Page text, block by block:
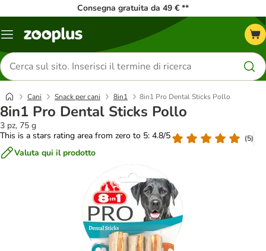
Consegna gratuita da 49 € **
Overview
Cerca
prodotti
Cani Snack per cani 8in1 8in1 Pro Dental Sticks Pollo
8in1 Pro Dental Sticks Pollo
3 pz, 75 g
This is a stars rating area from zero to 5: 4.8/5
(5)
Valuta qui il prodotto